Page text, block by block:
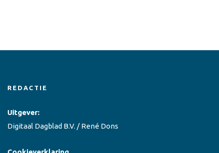
REDACTIE
Uitgever:
Digitaal Dagblad B.V. / René Dons